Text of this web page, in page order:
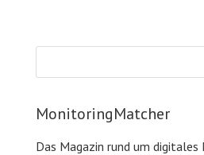
MonitoringMatcher
Das Magazin rund um